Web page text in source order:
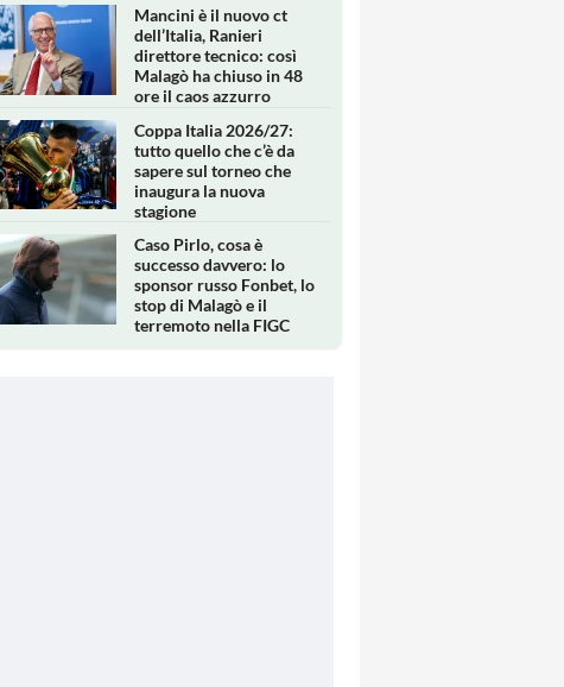
Mancini è il nuovo ct
dell’Italia, Ranieri
direttore tecnico: così
Malagò ha chiuso in 48
ore il caos azzurro
Coppa Italia 2026/27:
tutto quello che c’è da
sapere sul torneo che
inaugura la nuova
stagione
Caso Pirlo, cosa è
successo davvero: lo
sponsor russo Fonbet, lo
stop di Malagò e il
terremoto nella FIGC